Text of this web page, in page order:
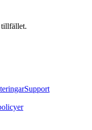
tillfället.
Support